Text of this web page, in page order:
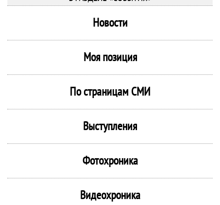
Новости
Моя позиция
По страницам СМИ
Выступления
Фотохроника
Видеохроника